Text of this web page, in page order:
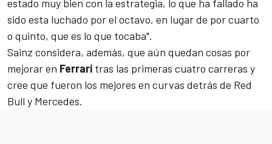
estado muy bien con la estrategia, lo que ha fallado ha
sido esta luchado por el octavo, en lugar de por cuarto
o quinto, que es lo que tocaba".
Sainz considera, además, que aún quedan cosas por
mejorar en Ferrari tras las primeras cuatro carreras y
cree que fueron los mejores en curvas detrás de Red
Bull y Mercedes.